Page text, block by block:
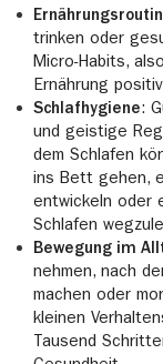
trinken oder
Micro-Habits,
Ernährung
Schlafhygiene:
und geistige
dem Schlafen
ins Bett gehen,
entwickeln oder
Schlafen
Bewegung im
nehmen, nach
machen oder
kleinen
Tausend